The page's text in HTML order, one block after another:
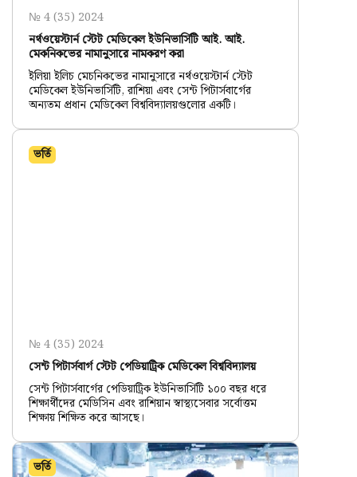
№ 4 (35) 2024
নর্থওয়েস্টার্ন স্টেট মেডিকেল ইউনিভার্সিটি আই. আই.
মেকনিকভের নামানুসারে নামকরণ করা
ইলিয়া ইলিচ মেচনিকভের নামানুসারে নর্থওয়েস্টার্ন স্টেট
মেডিকেল ইউনিভার্সিটি, রাশিয়া এবং সেন্ট পিটার্সবার্গের
অন্যতম প্রধান মেডিকেল বিশ্ববিদ্যালয়গুলোর একটি।
ভর্তি
№ 4 (35) 2024
সেন্ট পিটার্সবার্গ স্টেট পেডিয়াট্রিক মেডিকেল বিশ্ববিদ্যালয়
সেন্ট পিটার্সবার্গের পেডিয়াট্রিক ইউনিভার্সিটি ১০০ বছর ধরে
শিক্ষার্থীদের মেডিসিন এবং রাশিয়ান স্বাস্থ্যসেবার সর্বোত্তম
শিক্ষায় শিক্ষিত করে আসছে।
ভর্তি